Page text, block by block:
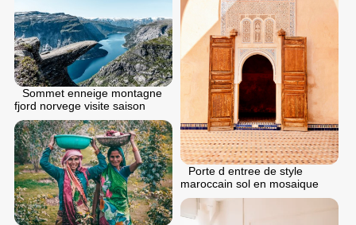
Porte d entree de style
maroccain sol en mosaique
Sommet enneige montagne
fjord norvege visite saison